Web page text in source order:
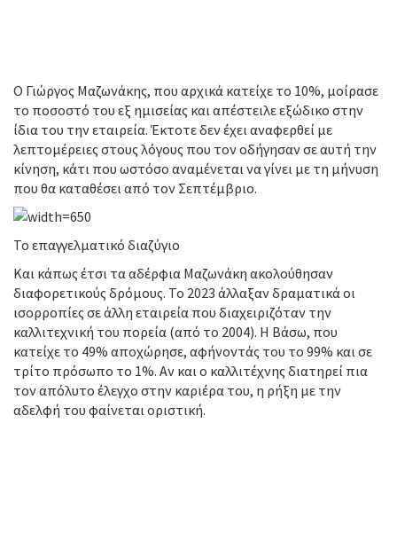
Ο Γιώργος Μαζωνάκης, που αρχικά κατείχε το 10%, μοίρασε
το ποσοστό του εξ ημισείας και απέστειλε εξώδικο στην
ίδια του την εταιρεία. Έκτοτε δεν έχει αναφερθεί με
λεπτομέρειες στους λόγους που τον οδήγησαν σε αυτή την
κίνηση, κάτι που ωστόσο αναμένεται να γίνει με τη μήνυση
που θα καταθέσει από τον Σεπτέμβριο.
Το επαγγελματικό διαζύγιο
Και κάπως έτσι τα αδέρφια Μαζωνάκη ακολούθησαν
διαφορετικούς δρόμους. Το 2023 άλλαξαν δραματικά οι
ισορροπίες σε άλλη εταιρεία που διαχειριζόταν την
καλλιτεχνική του πορεία (από το 2004). Η Βάσω, που
κατείχε το 49% αποχώρησε, αφήνοντάς του το 99% και σε
τρίτο πρόσωπο το 1%. Αν και ο καλλιτέχνης διατηρεί πια
τον απόλυτο έλεγχο στην καριέρα του, η ρήξη με την
αδελφή του φαίνεται οριστική.